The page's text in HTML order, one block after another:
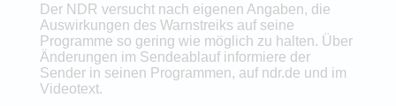
Der NDR versucht nach eigenen Angaben, die
Auswirkungen des Warnstreiks auf seine
Programme so gering wie möglich zu halten. Über
Änderungen im Sendeablauf informiere der
Sender in seinen Programmen, auf ndr.de und im
Videotext.